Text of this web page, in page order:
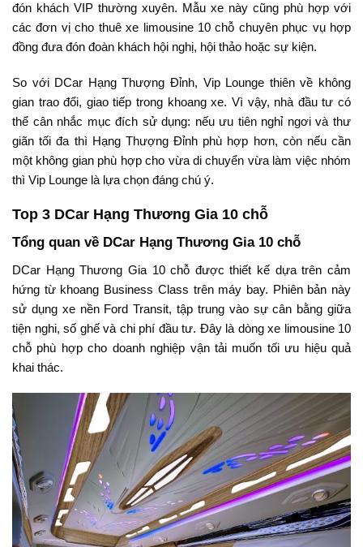
đón khách VIP thường xuyên. Mẫu xe này cũng phù hợp với
các đơn vị cho thuê xe limousine 10 chỗ chuyên phục vụ hợp
đồng đưa đón đoàn khách hội nghị, hội thảo hoặc sự kiện.
So với DCar Hạng Thượng Đỉnh, Vip Lounge thiên về không
gian trao đổi, giao tiếp trong khoang xe. Vì vậy, nhà đầu tư có
thể cân nhắc mục đích sử dụng: nếu ưu tiên nghỉ ngơi và thư
giãn tối đa thì Hạng Thượng Đỉnh phù hợp hơn, còn nếu cần
một không gian phù hợp cho vừa di chuyển vừa làm việc nhóm
thì Vip Lounge là lựa chọn đáng chú ý.
Top 3 DCar Hạng Thương Gia 10 chỗ
Tổng quan về DCar Hạng Thương Gia 10 chỗ
DCar Hạng Thương Gia 10 chỗ được thiết kế dựa trên cảm
hứng từ khoang Business Class trên máy bay. Phiên bản này
sử dụng xe nền Ford Transit, tập trung vào sự cân bằng giữa
tiện nghi, số ghế và chi phí đầu tư. Đây là dòng xe limousine 10
chỗ phù hợp cho doanh nghiệp vận tải muốn tối ưu hiệu quả
khai thác.